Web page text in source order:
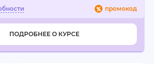
промокод
ПОДРОБНЕЕ О КУРСЕ